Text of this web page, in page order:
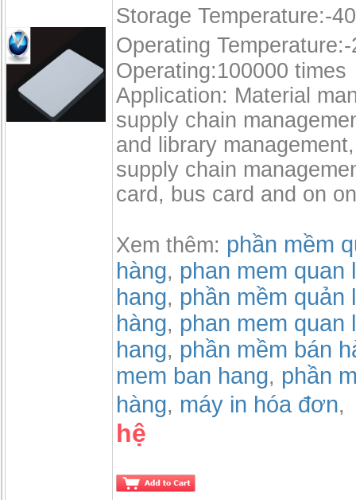
Storage Temperature:-
Operating
Operating:100000 times
Application: Material
supply chain
and library
supply chain
card, bus card and on
Xem thêm: phần mềm
hàng, phan mem quan
hang, phần mềm quản
hàng, phan mem quan
hang, phần mềm bán
mem ban hang, phần
hàng, máy in hóa đơn,
hệ